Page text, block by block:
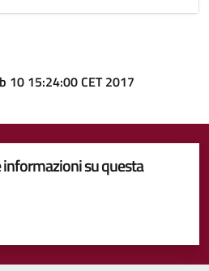
10 15:24:00 CET 2017
su questa
su 5
su 5
5